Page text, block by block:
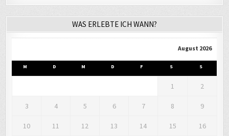
WAS ERLEBTE ICH WANN?
August 2026
M D M D F S S
1 2
3 4 5 6 7 8 9
10 11 12 13 14 15 16